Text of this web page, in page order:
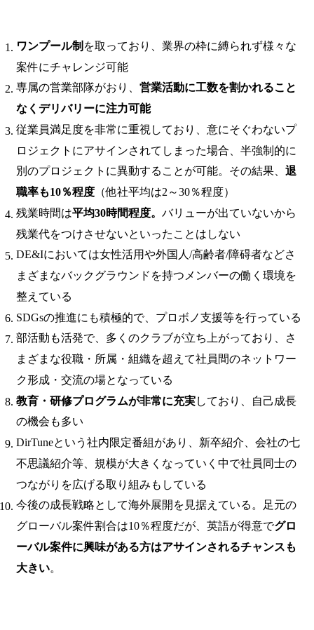
ワンプール制 を取っており、業界の枠に縛られず様々な
案件にチャレンジ可能
専属の営業部隊がおり、 営業活動に工数を割かれること
なくデリバリーに注力可能
従業員満足度を非常に重視しており、意にそぐわないプ
ロジェクトにアサインされてしまった場合、半強制的に
別のプロジェクトに異動することが可能。その結果、 退
職率も10％程度 （他社平均は2～30％程度）
残業時間は平均30時間程度。 バリューが出ていないから
残業代をつけさせないといったことはしない
DE&Iにおいては女性活用や外国人/高齢者/障碍者などさ
まざまなバックグラウンドを持つメンバーの働く環境を
整えている
SDGsの推進にも積極的で、プロボノ支援等を行っている
部活動も活発で、多くのクラブが立ち上がっており、さ
まざまな役職・所属・組織を超えて社員間のネットワー
ク形成・交流の場となっている
教育・研修プログラムが非常に充実しており、自己成長
の機会も多い
DirTuneという社内限定番組があり、新卒紹介、会社の七
不思議紹介等、規模が大きくなっていく中で社員同士の
つながりを広げる取り組みもしている
今後の成長戦略として海外展開を見据えている。足元の
グローバル案件割合は10％程度だが、英語が得意でグロ
ーバル案件に興味がある方はアサインされるチャンスも
大きい。